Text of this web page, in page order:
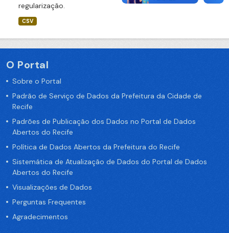
regularização.
CSV
O Portal
Sobre o Portal
Padrão de Serviço de Dados da Prefeitura da Cidade de
Recife
Padrões de Publicação dos Dados no Portal de Dados
Abertos do Recife
Política de Dados Abertos da Prefeitura do Recife
Sistemática de Atualização de Dados do Portal de Dados
Abertos do Recife
Visualizações de Dados
Perguntas Frequentes
Agradecimentos